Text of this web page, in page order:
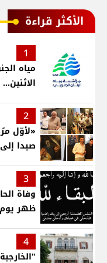
الأكثر قراءة
1
مياه
2
«لأوّل
صيدا
3
وفاة
ظهر يوم
4